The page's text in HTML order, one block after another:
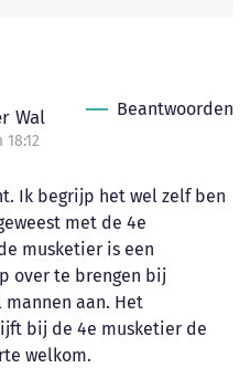
Wal Beantwoorden
Ik begrijp het wel zelf ben
met de 4e
musketier is een
over te brengen bij
aan. Het
bij de 4e musketier de
welkom.